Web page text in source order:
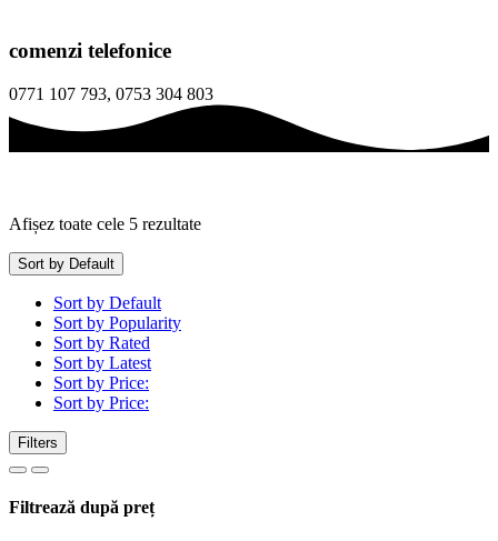
comenzi telefonice
0771 107 793, 0753 304 803
Afișez toate cele 5 rezultate
Sort by Default
Sort by Default
Sort by Popularity
Sort by Rated
Sort by Latest
Sort by Price:
Sort by Price:
Filters
Filtrează după preț